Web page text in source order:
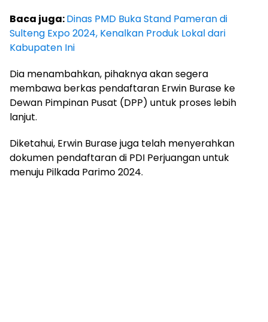
Baca juga:Dinas PMD Buka Stand Pameran di
Sulteng Expo 2024, Kenalkan Produk Lokal dari
Kabupaten Ini
Dia menambahkan, pihaknya akan segera
membawa berkas pendaftaran Erwin Burase ke
Dewan Pimpinan Pusat (DPP) untuk proses lebih
lanjut.
Diketahui, Erwin Burase juga telah menyerahkan
dokumen pendaftaran di PDI Perjuangan untuk
menuju Pilkada Parimo 2024.